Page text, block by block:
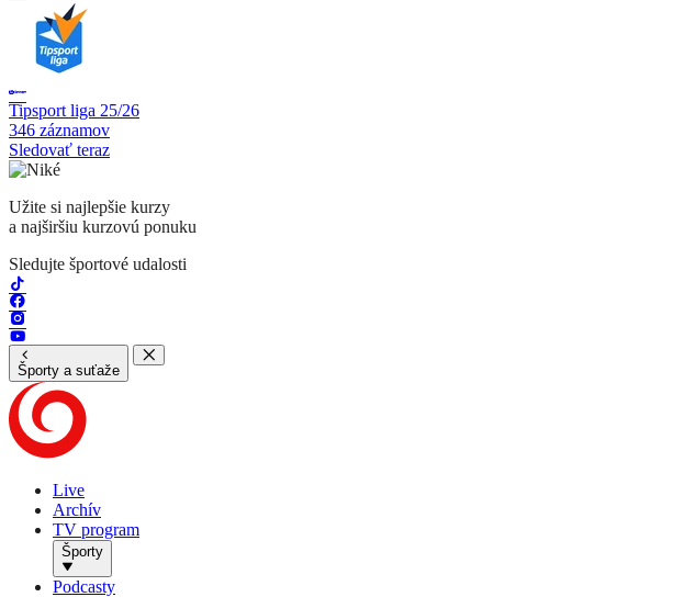
Tipsport liga 25/26
346 záznamov
Sledovať teraz
Užite si najlepšie kurzy
a najširšiu kurzovú ponuku
Sledujte športové udalosti
Športy a suťaže
Live
Archív
TV program
Športy
Podcasty